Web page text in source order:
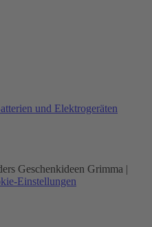
und Elektrogeräten
Geschenkideen Grimma |
Einstellungen